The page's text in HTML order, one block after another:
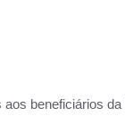
aos beneficiários da